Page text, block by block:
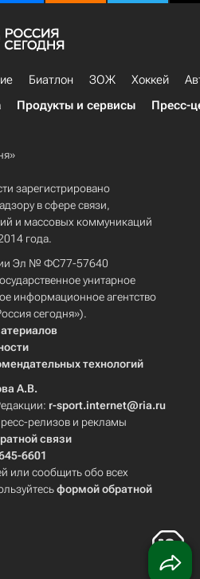
Биатлон ЗОЖ Хоккей
Продукты и сервисы Пресс-
зарегистрировано
в сфере связи,
и массовых коммуникаций
года.
Эл № ФС77-57640
унитарное
информационное агентство
сегодня»).
технологий
А.В.
r-sport.internet@ria.ru
релизов и рекламы
связи
6601
или сообщить обо всех
формой обратной